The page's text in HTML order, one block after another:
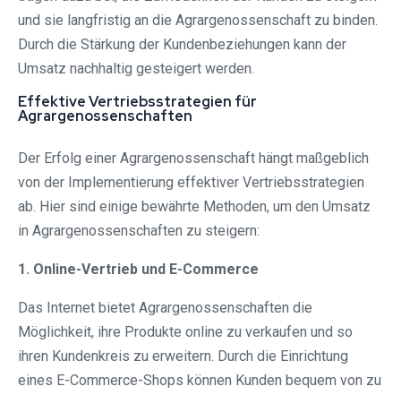
und sie langfristig an die Agrargenossenschaft zu binden.
Durch die Stärkung der Kundenbeziehungen kann der
Umsatz nachhaltig gesteigert werden.
Effektive Vertriebsstrategien für
Agrargenossenschaften
Der Erfolg einer Agrargenossenschaft hängt maßgeblich
von der Implementierung effektiver Vertriebsstrategien
ab. Hier sind einige bewährte Methoden, um den Umsatz
in Agrargenossenschaften zu steigern:
1. Online-Vertrieb und E-Commerce
Das Internet bietet Agrargenossenschaften die
Möglichkeit, ihre Produkte online zu verkaufen und so
ihren Kundenkreis zu erweitern. Durch die Einrichtung
eines E-Commerce-Shops können Kunden bequem von zu